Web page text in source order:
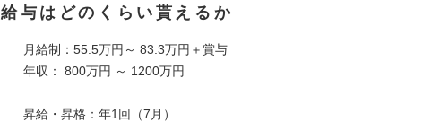
給与はどのくらい貰えるか
月給制：55.5万円～ 83.3万円＋賞与
年収： 800万円 ～ 1200万円
昇給・昇格：年1回（7月）